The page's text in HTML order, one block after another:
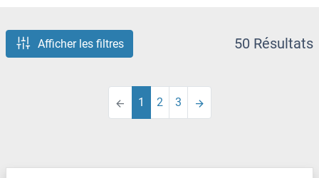
Afficher les filtres 50 Résultats
1 2 3